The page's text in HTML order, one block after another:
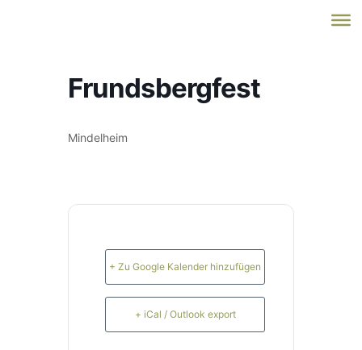
Frundsbergfest
Mindelheim
+ Zu Google Kalender hinzufügen
+ iCal / Outlook export